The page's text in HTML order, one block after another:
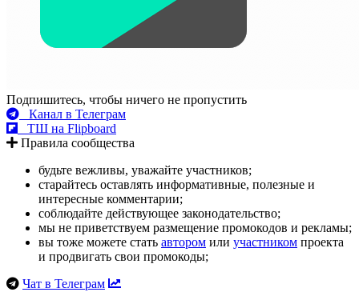
Подпишитесь, чтобы ничего не пропустить
Канал в Телеграм
ТШ на Flipboard
Правила сообщества
будьте вежливы, уважайте участников;
старайтесь оставлять информативные, полезные и
интересные комментарии;
соблюдайте действующее законодательство;
мы не приветствуем размещение промокодов и рекламы;
вы тоже можете стать автором или участником проекта
и продвигать свои промокоды;
Чат в Телеграм